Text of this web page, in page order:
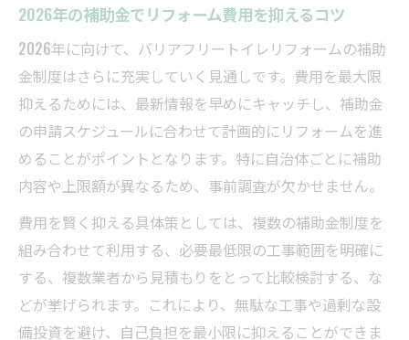
2026年の補助金でリフォーム費用を抑えるコツ
2026年に向けて、バリアフリートイレリフォームの補助
金制度はさらに充実していく見通しです。費用を最大限
抑えるためには、最新情報を早めにキャッチし、補助金
の申請スケジュールに合わせて計画的にリフォームを進
めることがポイントとなります。特に自治体ごとに補助
内容や上限額が異なるため、事前調査が欠かせません。
費用を賢く抑える具体策としては、複数の補助金制度を
組み合わせて利用する、必要最低限の工事範囲を明確に
する、複数業者から見積もりをとって比較検討する、な
どが挙げられます。これにより、無駄な工事や過剰な設
備投資を避け、自己負担を最小限に抑えることができま